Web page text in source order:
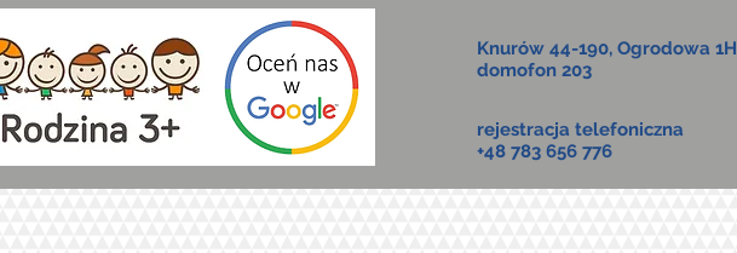
Knurów 44-190, Ogrodowa 1H
domofon 203
rejestracja telefoniczna
+48 783 656 776